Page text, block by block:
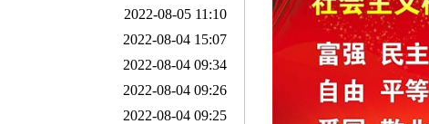
2022-08-05 11:10
2022-08-04 15:07
2022-08-04 09:34
2022-08-04 09:26
2022-08-04 09:25